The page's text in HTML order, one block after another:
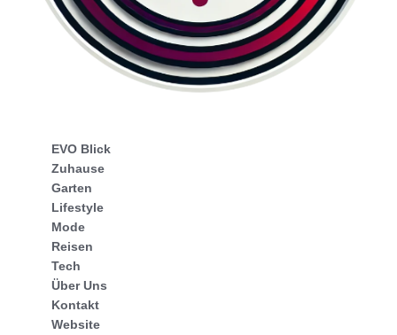
EVO Blick
Zuhause
Garten
Lifestyle
Mode
Reisen
Tech
Über Uns
Kontakt
Website